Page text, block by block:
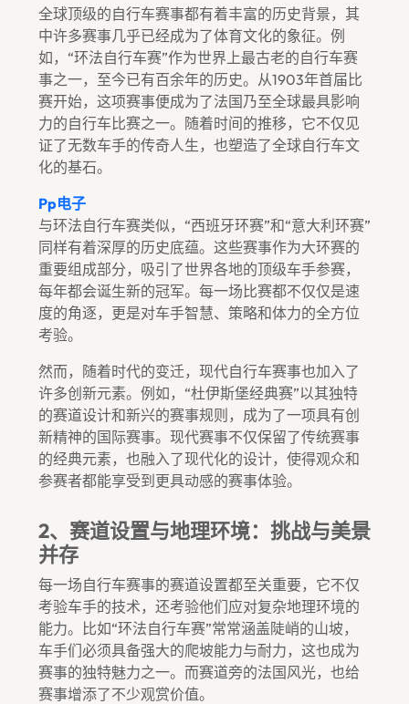
全球顶级的自行车赛事都有着丰富的历史背景，其
中许多赛事几乎已经成为了体育文化的象征。例
如，“环法自行车赛”作为世界上最古老的自行车赛
事之一，至今已有百余年的历史。从1903年首届比
赛开始，这项赛事便成为了法国乃至全球最具影响
力的自行车比赛之一。随着时间的推移，它不仅见
证了无数车手的传奇人生，也塑造了全球自行车文
化的基石。
Pp电子
与环法自行车赛类似，“西班牙环赛”和“意大利环赛”
同样有着深厚的历史底蕴。这些赛事作为大环赛的
重要组成部分，吸引了世界各地的顶级车手参赛，
每年都会诞生新的冠军。每一场比赛都不仅仅是速
度的角逐，更是对车手智慧、策略和体力的全方位
考验。
然而，随着时代的变迁，现代自行车赛事也加入了
许多创新元素。例如，“杜伊斯堡经典赛”以其独特
的赛道设计和新兴的赛事规则，成为了一项具有创
新精神的国际赛事。现代赛事不仅保留了传统赛事
的经典元素，也融入了现代化的设计，使得观众和
参赛者都能享受到更具动感的赛事体验。
2、赛道设置与地理环境：挑战与美景
并存
每一场自行车赛事的赛道设置都至关重要，它不仅
考验车手的技术，还考验他们应对复杂地理环境的
能力。比如“环法自行车赛”常常涵盖陡峭的山坡，
车手们必须具备强大的爬坡能力与耐力，这也成为
赛事的独特魅力之一。而赛道旁的法国风光，也给
赛事增添了不少观赏价值。